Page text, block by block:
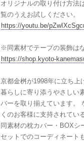
オリジナルの取り付け方法
覧のうえお試しください。
https://youtu.be/
※同素材でテープの装飾は
https://shop.kyoto-
京都金桝が1998年に立ち上
暮らしに寄り添うやさしい
バーを取り揃えています。
くのお客様に支持されてい
同素材の枕カバー・BOXシ
セットでのコーディネート